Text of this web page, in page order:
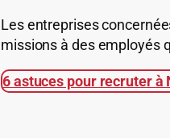
Les entreprises
missions à des employés
6 astuces pour recruter à